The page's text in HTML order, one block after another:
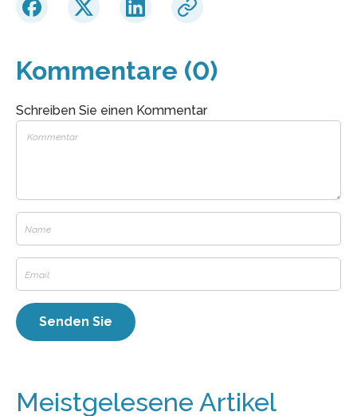
Kommentare (0)
Schreiben Sie einen Kommentar
Meistgelesene Artikel